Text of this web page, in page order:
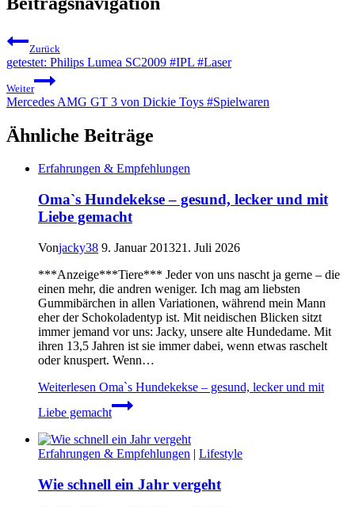
Zurück
getestet: Philips Lumea SC2009 #IPL #Laser
Weiter
Mercedes AMG GT 3 von Dickie Toys #Spielwaren
Ähnliche Beiträge
Erfahrungen & Empfehlungen
Oma`s Hundekekse – gesund, lecker und mit
Liebe gemacht
Vonjacky38 9. Januar 201321. Juli 2026
***Anzeige***Tiere*** Jeder von uns nascht ja gerne – die
einen mehr, die andren weniger. Ich mag am liebsten
Gummibärchen in allen Variationen, während mein Mann
eher der Schokoladentyp ist. Mit neidischen Blicken sitzt
immer jemand vor uns: Jacky, unsere alte Hundedame. Mit
ihren 13,5 Jahren ist sie immer dabei, wenn etwas raschelt
oder knuspert. Wenn…
Weiterlesen Oma`s Hundekekse – gesund, lecker und mit
Liebe gemacht
Erfahrungen & Empfehlungen | Lifestyle
Wie schnell ein Jahr vergeht